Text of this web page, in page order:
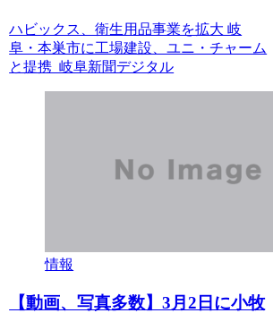
ハビックス、衛生用品事業を拡大 岐
阜・本巣市に工場建設、ユニ・チャーム
と提携 岐阜新聞デジタル
情報
【動画、写真多数】3月2日に小牧